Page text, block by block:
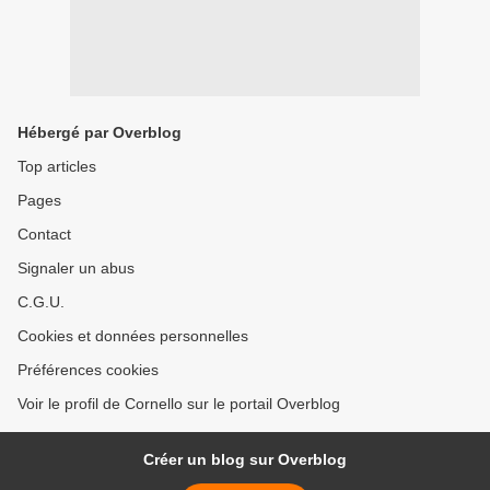
Hébergé par Overblog
Top articles
Pages
Contact
Signaler un abus
C.G.U.
Cookies et données personnelles
Préférences cookies
Voir le profil de Cornello sur le portail Overblog
Créer un blog sur Overblog